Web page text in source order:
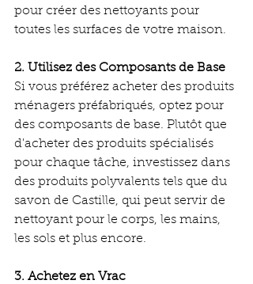
pour créer des nettoyants pour
toutes les surfaces de votre maison.
2. Utilisez des Composants de Base
Si vous préférez acheter des produits
ménagers préfabriqués, optez pour
des composants de base. Plutôt que
d'acheter des produits spécialisés
pour chaque tâche, investissez dans
des produits polyvalents tels que du
savon de Castille, qui peut servir de
nettoyant pour le corps, les mains,
les sols et plus encore.
3. Achetez en Vrac